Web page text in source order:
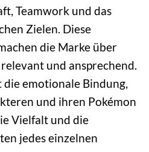
Teamwork und das
Zielen. Diese
die Marke über
und ansprechend.
emotionale Bindung,
und ihren Pokémon
Vielfalt und die
jedes einzelnen